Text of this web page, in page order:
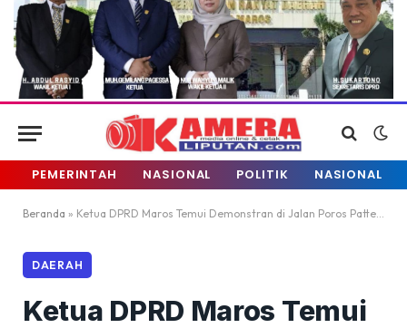
PEMERINTAH NASIONAL POLITIK NASIONAL
Beranda » Ketua DPRD Maros Temui Demonstran di Jalan Poros Pattene, Tampung Lima Tuntutan Warga
DAERAH
Ketua DPRD Maros Temui